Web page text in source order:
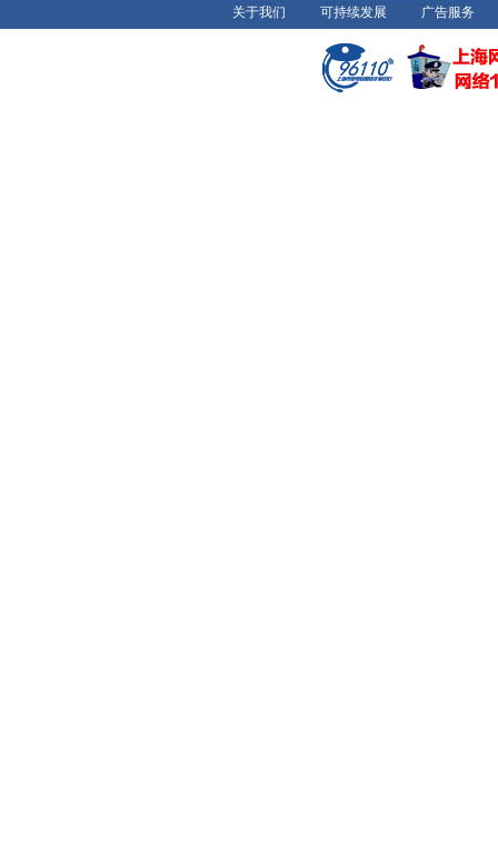
关于我们 可持续发展 广告服务